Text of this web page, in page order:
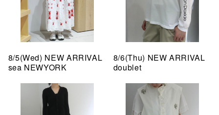
8/5(Wed) NEW ARRIVAL
sea NEWYORK
8/6(Thu) NEW ARRIVAL
doublet